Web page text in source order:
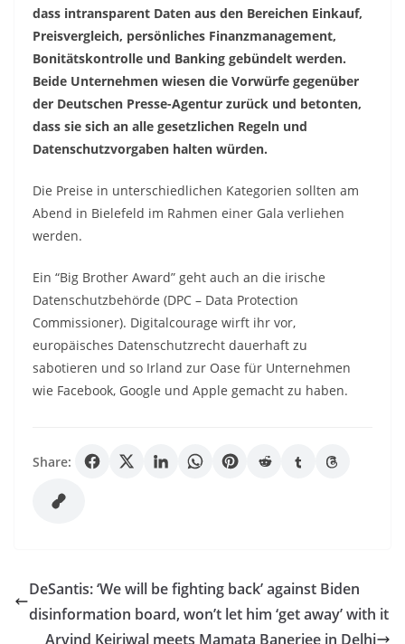
dass intransparent Daten aus den Bereichen Einkauf,
Preisvergleich, persönliches Finanzmanagement,
Bonitätskontrolle und Banking gebündelt werden.
Beide Unternehmen wiesen die Vorwürfe gegenüber
der Deutschen Presse-Agentur zurück und betonten,
dass sie sich an alle gesetzlichen Regeln und
Datenschutzvorgaben halten würden.
Die Preise in unterschiedlichen Kategorien sollten am
Abend in Bielefeld im Rahmen einer Gala verliehen
werden.
Ein “Big Brother Award” geht auch an die irische
Datenschutzbehörde (DPC – Data Protection
Commissioner). Digitalcourage wirft ihr vor,
europäisches Datenschutzrecht dauerhaft zu
sabotieren und so Irland zur Oase für Unternehmen
wie Facebook, Google und Apple gemacht zu haben.
Share:
DeSantis: ‘We will be fighting back’ against Biden
disinformation board, won’t let him ‘get away’ with it
Arvind Kejriwal meets Mamata Banerjee in Delhi